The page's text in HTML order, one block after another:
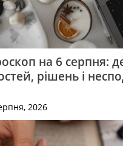
на 6 серпня:
рішень і
2026